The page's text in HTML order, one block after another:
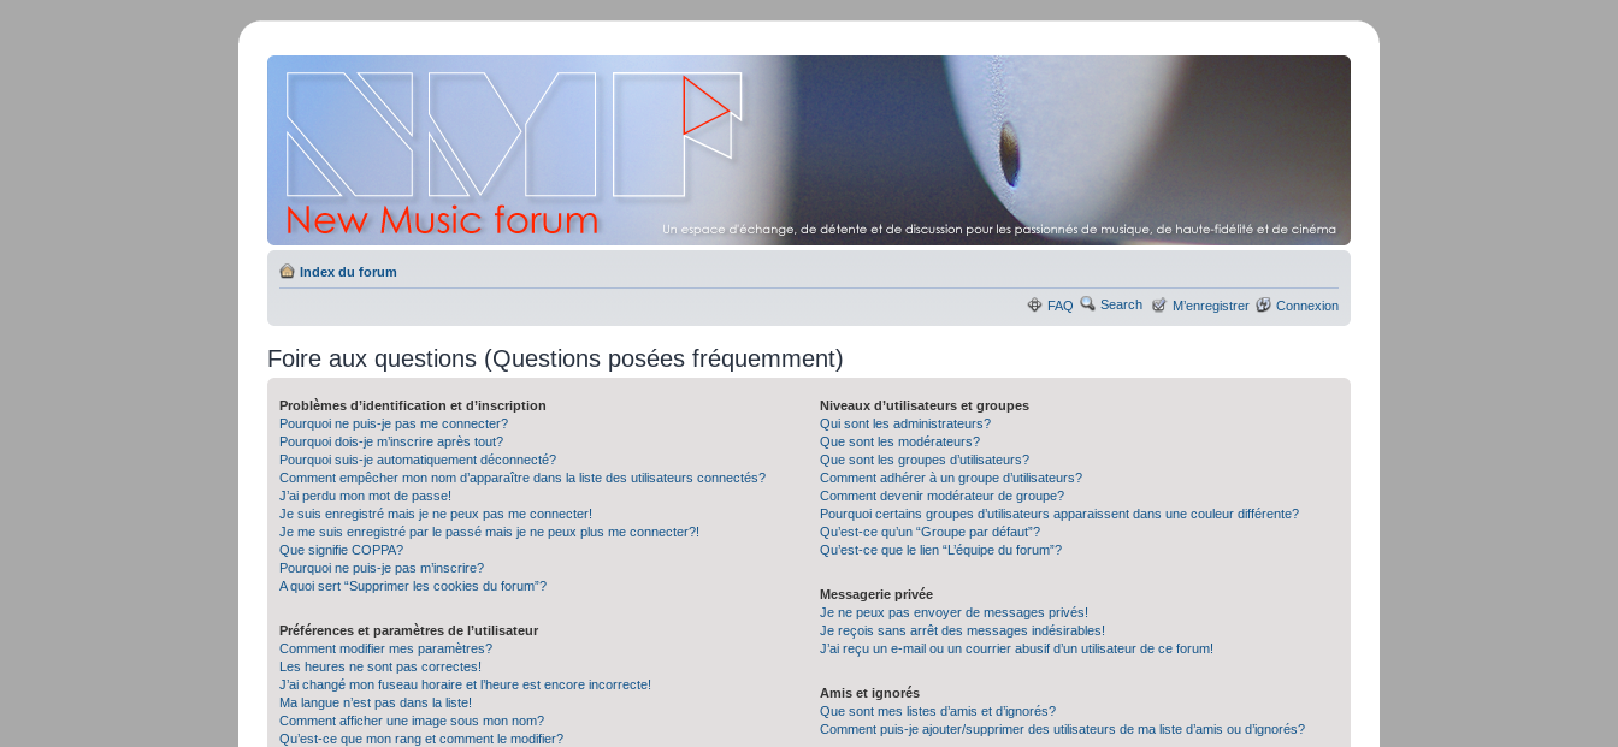
Index du forum
FAQ Search M’enregistrer Connexion
Foire aux questions (Questions posées fréquemment)
Problèmes d’identification et d’inscription
Pourquoi ne puis-je pas me connecter?
Pourquoi dois-je m’inscrire après tout?
Pourquoi suis-je automatiquement déconnecté?
Comment empêcher mon nom d’apparaître dans la liste des utilisateurs connectés?
J’ai perdu mon mot de passe!
Je suis enregistré mais je ne peux pas me connecter!
Je me suis enregistré par le passé mais je ne peux plus me connecter?!
Que signifie COPPA?
Pourquoi ne puis-je pas m’inscrire?
A quoi sert “Supprimer les cookies du forum”?
Préférences et paramètres de l’utilisateur
Comment modifier mes paramètres?
Les heures ne sont pas correctes!
J’ai changé mon fuseau horaire et l’heure est encore incorrecte!
Ma langue n’est pas dans la liste!
Comment afficher une image sous mon nom?
Qu’est-ce que mon rang et comment le modifier?
Niveaux d’utilisateurs et groupes
Qui sont les administrateurs?
Que sont les modérateurs?
Que sont les groupes d’utilisateurs?
Comment adhérer à un groupe d’utilisateurs?
Comment devenir modérateur de groupe?
Pourquoi certains groupes d’utilisateurs apparaissent dans une couleur différente?
Qu’est-ce qu’un “Groupe par défaut”?
Qu’est-ce que le lien “L’équipe du forum”?
Messagerie privée
Je ne peux pas envoyer de messages privés!
Je reçois sans arrêt des messages indésirables!
J’ai reçu un e-mail ou un courrier abusif d’un utilisateur de ce forum!
Amis et ignorés
Que sont mes listes d’amis et d’ignorés?
Comment puis-je ajouter/supprimer des utilisateurs de ma liste d’amis ou d’ignorés?